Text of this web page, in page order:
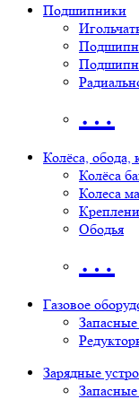
Подшипники
…
Колёса, обода,
Колёса
Колеса
Ободья
…
Газовое
Запасные
Зарядные